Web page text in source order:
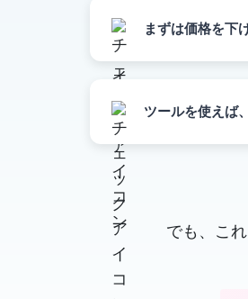
まずは価格を下
ツールを使えば
でも、こ